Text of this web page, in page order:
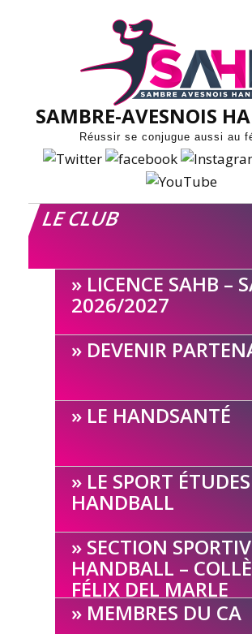
SAMBRE-AVESNOIS
Réussir se conjugue aussi au
LE CLUB
LICENCE SAHB –
2026/2027
DEVENIR
LE HANDSANTÉ
LE SPORT ÉTUDES
HANDBALL
SECTION
HANDBALL –
FÉLIX DEL MARLE
MEMBRES DU CA